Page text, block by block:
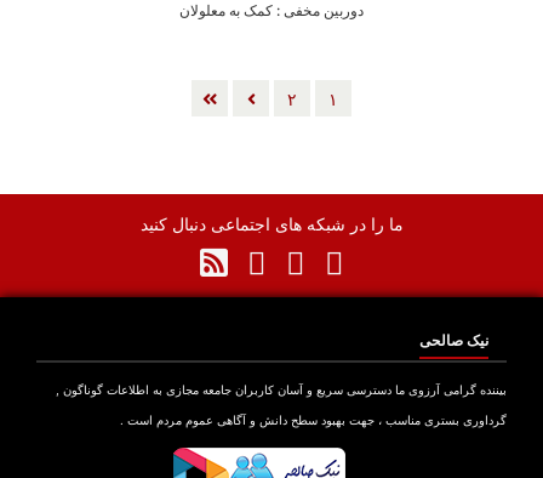
دوربین مخفی : کمک به معلولان
١ ٢
ما را در شبکه های اجتماعی دنبال کنید
نیک صالحی
بیننده گرامی آرزوی ما دسترسی سریع و آسان کاربران جامعه مجازی به اطلاعات گوناگون ,
گرداوری بستری مناسب ، جهت بهبود سطح دانش و آگاهی عموم مردم است .